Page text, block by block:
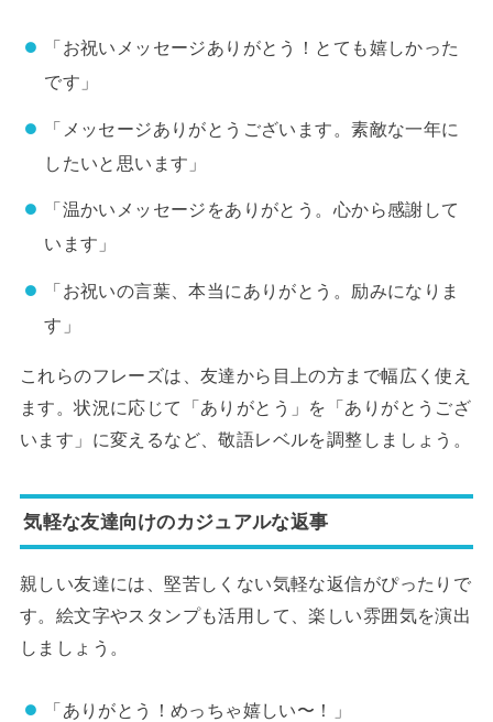
「お祝いメッセージありがとう！とても嬉しかった
です」
「メッセージありがとうございます。素敵な一年に
したいと思います」
「温かいメッセージをありがとう。心から感謝して
います」
「お祝いの言葉、本当にありがとう。励みになりま
す」
これらのフレーズは、友達から目上の方まで幅広く使え
ます。状況に応じて「ありがとう」を「ありがとうござ
います」に変えるなど、敬語レベルを調整しましょう。
気軽な友達向けのカジュアルな返事
親しい友達には、堅苦しくない気軽な返信がぴったりで
す。絵文字やスタンプも活用して、楽しい雰囲気を演出
しましょう。
「ありがとう！めっちゃ嬉しい〜！」